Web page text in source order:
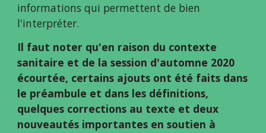
informations qui permettent de bien
l'interpréter.
Il faut noter qu'en raison du contexte
sanitaire et de la session d'automne 2020
écourtée, certains ajouts ont été faits dans
quelques corrections au texte et deux
nouveautés importantes en soutien à